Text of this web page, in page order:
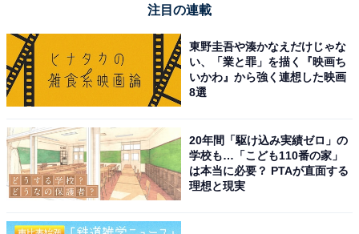
注目の連載
東野圭吾や湊かなえだけじゃな
い、「業と罪」を描く『映画ち
いかわ』から強く連想した映画
8選
20年間「駆け込み実績ゼロ」の
学校も…「こども110番の家」
は本当に必要？ PTAが直面する
理想と現実